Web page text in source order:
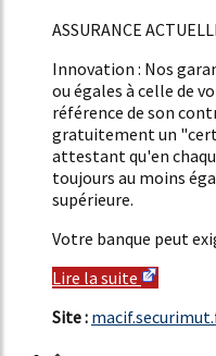
ASSURANCE
Innovation : Nos
ou égales à celle de
référence de son
gratuitement un
attestant qu'en
toujours au moins
supérieure.
Votre banque peut
Lire la suite
Site :